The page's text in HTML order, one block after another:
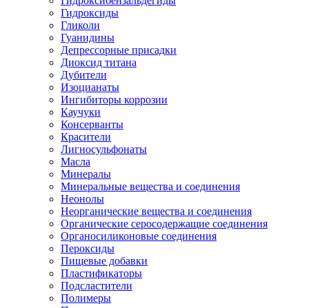
Гидроксиды
Гликоли
Гуанидины
Депрессорные присадки
Диоксид титана
Дубители
Изоцианаты
Ингибиторы коррозии
Каучуки
Консерванты
Красители
Лигносульфонаты
Масла
Минералы
Минеральные вещества и соединения
Неонолы
Неорганические вещества и соединения
Органические серосодержащие соединения
Органосиликоновые соединения
Пероксиды
Пищевые добавки
Пластификаторы
Подсластители
Полимеры